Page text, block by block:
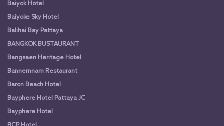
Baiyok Hotel
Baiyoke Sky Hotel
Balihai Bay Pattaya
BANGKOK BUSTAURANT
Bangsaen Heritage Hotel
Bannernnam Restaurant
Baron Beach Hotel
Bayphere Hotel Pattaya JC
Bayphere Hotel